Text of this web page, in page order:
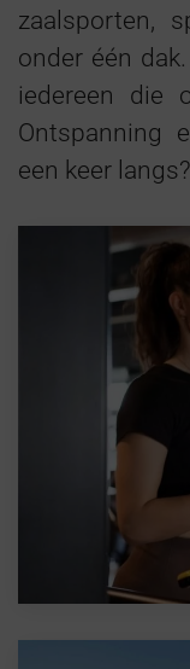
zaalsporten,
onder één
iedereen die
Ontspanning
een keer langs?